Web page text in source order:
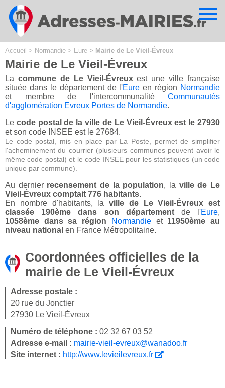
Accueil > Normandie > Eure > Mairie de Le Vieil-Évreux
Mairie de Le Vieil-Évreux
La commune de Le Vieil-Évreuxest une ville française
située dans le département de l'Eure en région Normandie
et membre de l'intercommunalité Communautés
d'agglomération Evreux Portes de Normandie.
Le code postal de la ville de Le Vieil-Évreux est le 27930
et son code INSEE est le 27684.
Le code postal, mis en place par La Poste, permet de simplifier
l'acheminement du courrier (plusieurs communes peuvent avoir le
même code postal) et le code INSEE pour les statistiques (un code
unique par commune).
Au dernier recensement de la population, la ville de Le
Vieil-Évreux comptait 776 habitants.
En nombre d'habitants, la ville de Le Vieil-Évreux est
classée 190ème dans son départementde l'Eure,
1058ème dans sa région
Normandieet 11950ème au
niveau national en France Métropolitaine.
Coordonnées officielles de la
mairie de Le Vieil-Évreux
Adresse postale :
20 rue du Jonctier
27930 Le Vieil-Évreux
Numéro de téléphone : 02 32 67 03 52
Adresse e-mail : mairie-vieil-evreux@wanadoo.fr
Site internet : http://www.levieilevreux.fr
Cookies management panel